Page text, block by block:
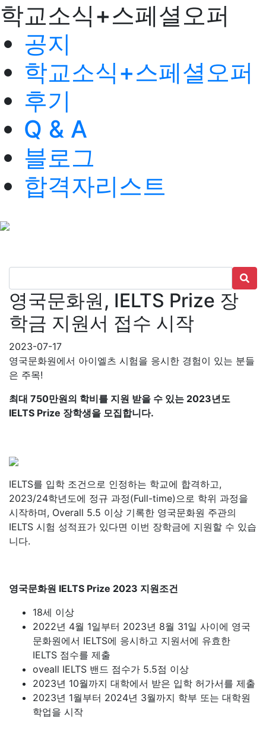
학교소식+스페셜오퍼
공지
학교소식+스페셜오퍼
후기
Q & A
블로그
합격자리스트
영국문화원, IELTS Prize 장
학금 지원서 접수 시작
2023-07-17
영국문화원에서 아이엘츠 시험을 응시한 경험이 있는 분들
은 주목!
최대 750만원의 학비를 지원 받을 수 있는 2023년도
IELTS Prize 장학생을 모집합니다.
IELTS를 입학 조건으로 인정하는 학교에 합격하고,
2023/24학년도에 정규 과정(Full-time)으로 학위 과정을
시작하며, Overall 5.5 이상 기록한 영국문화원 주관의
IELTS 시험 성적표가 있다면 이번 장학금에 지원할 수 있습
니다.
영국문화원 IELTS Prize 2023 지원조건
18세 이상
2022년 4월 1일부터 2023년 8월 31일 사이에 영국
문화원에서 IELTS에 응시하고 지원서에 유효한
IELTS 점수를 제출
oveall IELTS 밴드 점수가 5.5점 이상
2023년 10월까지 대학에서 받은 입학 허가서를 제출
2023년 1월부터 2024년 3월까지 학부 또는 대학원
학업을 시작